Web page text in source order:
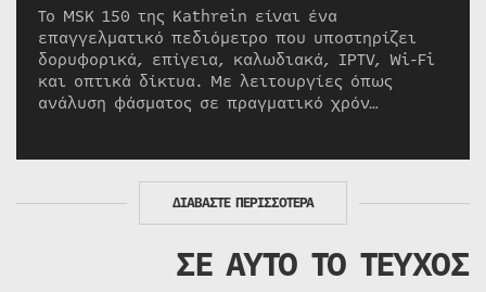
Το MSK 150 της Kathrein είναι ένα
επαγγελματικό πεδιόμετρο που υποστηρίζει
δορυφορικά, επίγεια, καλωδιακά, IPTV, Wi-Fi
και οπτικά δίκτυα. Με λειτουργίες όπως
ανάλυση φάσματος σε πραγματικό χρόν…
ΔΙΑΒΑΣΤΕ ΠΕΡΙΣΣΟΤΕΡΑ
ΣΕ ΑΥΤΟ ΤΟ ΤΕΥΧΟΣ